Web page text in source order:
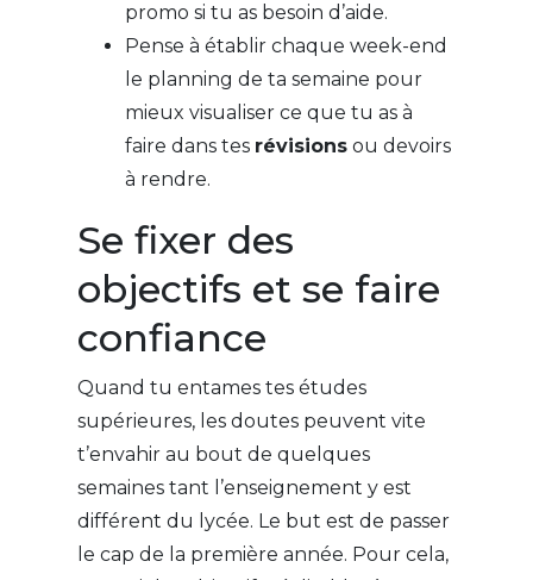
promo si tu as besoin d’aide.
Pense à établir chaque week-end
le planning de ta semaine pour
mieux visualiser ce que tu as à
faire dans tes révisionsou devoirs
à rendre.
Se fixer des
objectifs et se faire
confiance
Quand tu entames tes études
supérieures, les doutes peuvent vite
t’envahir au bout de quelques
semaines tant l’enseignement y est
différent du lycée. Le but est de passer
le cap de la première année. Pour cela,